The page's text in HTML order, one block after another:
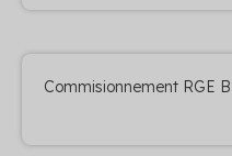
Commisionnement RGE